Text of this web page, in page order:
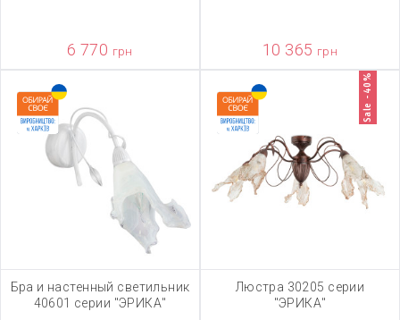
6 770 грн 10 365 грн
Бра и настенный светильник
40601 серии "ЭРИКА"
Sale -40%
Люстра 30205 серии
"ЭРИКА"